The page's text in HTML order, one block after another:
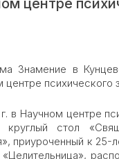
центре
Знамение в
центре
г. в Научном центре
стол
приуроченный к